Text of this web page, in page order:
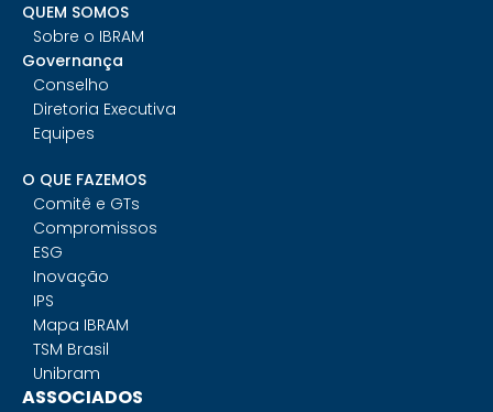
QUEM SOMOS
Sobre o IBRAM
Governança
Conselho
Diretoria Executiva
Equipes
O QUE FAZEMOS
Comitê e GTs
Compromissos
ESG
Inovação
IPS
Mapa IBRAM
TSM Brasil
Unibram
ASSOCIADOS